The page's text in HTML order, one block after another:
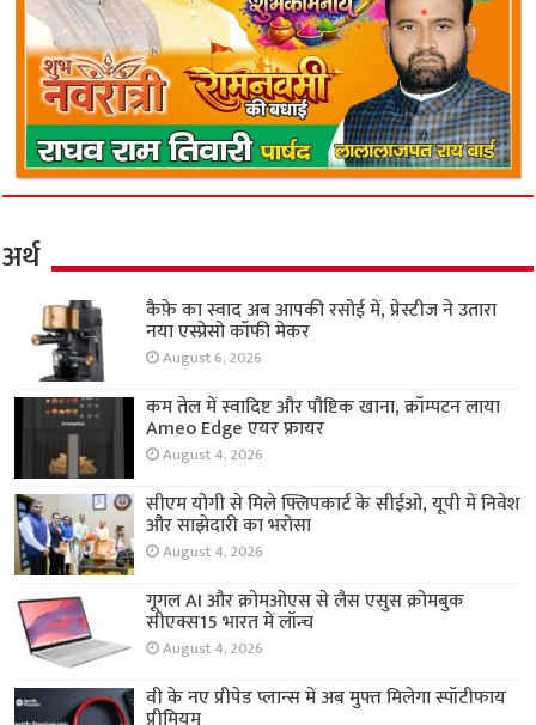
अर्थ
कैफ़े का स्वाद अब आपकी रसोई में, प्रेस्टीज ने उतारा
नया एस्प्रेसो कॉफी मेकर
August 6, 2026
कम तेल में स्वादिष्ट और पौष्टिक खाना, क्रॉम्पटन लाया
Ameo Edge एयर फ्रायर
August 4, 2026
सीएम योगी से मिले फ्लिपकार्ट के सीईओ, यूपी में निवेश
और साझेदारी का भरोसा
August 4, 2026
गूगल AI और क्रोमओएस से लैस एसुस क्रोमबुक
सीएक्स15 भारत में लॉन्च
August 4, 2026
वी के नए प्रीपेड प्लान्स में अब मुफ्त मिलेगा स्पॉटीफाय